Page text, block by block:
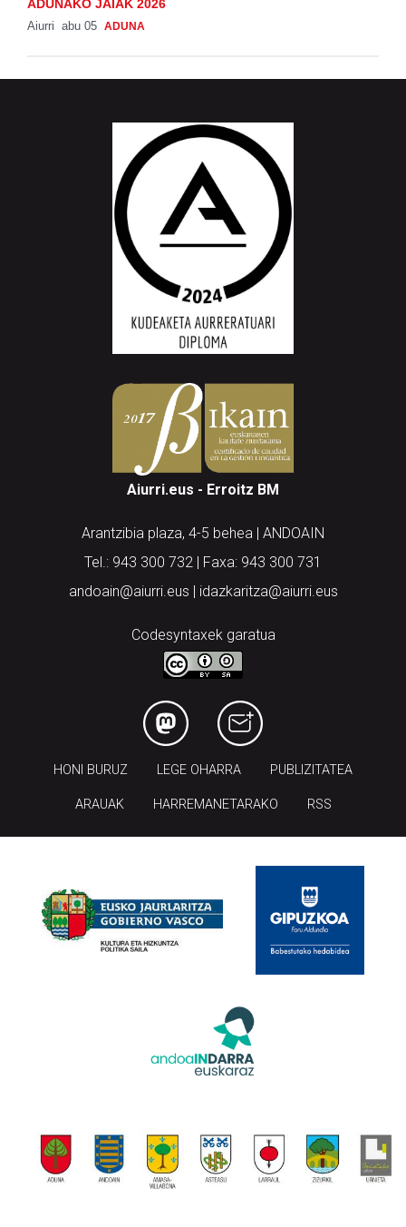
ADUNAKO JAIAK 2026
Aiurri abu 05 ADUNA
Aiurri.eus - Erroitz BM
Arantzibia plaza, 4-5 behea | ANDOAIN
Tel.: 943 300 732 | Faxa: 943 300 731
andoain@aiurri.eus | idazkaritza@aiurri.eus
Codesyntaxek garatua
HONI BURUZ LEGE OHARRA PUBLIZITATEA
ARAUAK HARREMANETARAKO RSS